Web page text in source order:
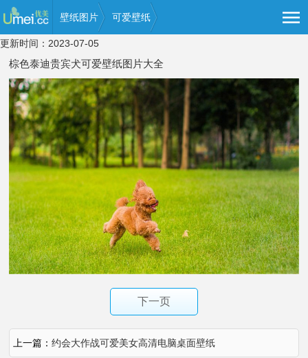
壁纸图片 可爱壁纸
更新时间：2023-07-05
棕色泰迪贵宾犬可爱壁纸图片大全
下一页
上一篇：约会大作战可爱美女高清电脑桌面壁纸